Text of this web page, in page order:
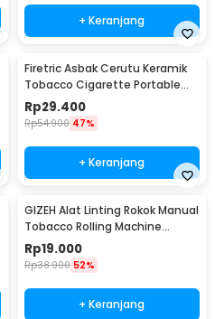
+ Keranjang
Firetric Asbak Cerutu Keramik
Tobacco Cigarette Portable
Ashtray - JL10
Rp29.400
Rp54.900 47%
+ Keranjang
GIZEH Alat Linting Rokok Manual
Tobacco Rolling Machine
8x70mm - HP-7
Rp19.000
Rp38.900 52%
+ Keranjang